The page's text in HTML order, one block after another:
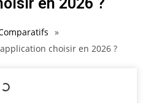
en 2026 ?
»
choisir en 2026 ?